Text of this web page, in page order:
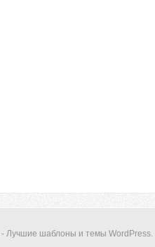
- Лучшие шаблоны и темы